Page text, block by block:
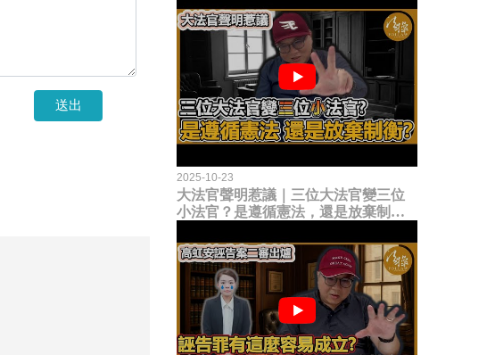
送出
2025-10-23
大法官聲明惹議｜三位大法官變三位
小法官？是遵循憲法，還是放棄制衡